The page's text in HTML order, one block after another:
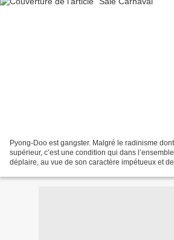
Pyong-Doo est gangster. Malgré le radinisme
supérieur, c’est une condition qui dans
déplaire, au vue de son caractère impétueux et